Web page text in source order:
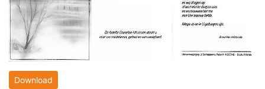
Download